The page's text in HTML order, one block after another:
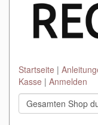
Startseite
Kasse
Anmelden